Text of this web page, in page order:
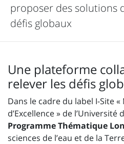
proposer des solutions
défis globaux
Une plateforme
relever les défis
Dans le cadre du label I-Site
d’Excellence » de
Programme Thématique
sciences de l’eau et de la